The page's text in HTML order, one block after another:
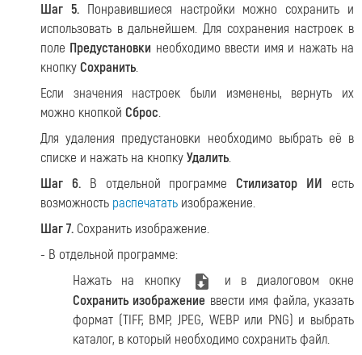
Шаг 5.Понравившиеся настройки можно сохранить и
использовать в дальнейшем. Для сохранения настроек в
поле Предустановки необходимо ввести имя и нажать на
кнопкуСохранить.
Если значения настроек были изменены, вернуть их
можно кнопкой Сброс.
Для удаления предустановки необходимо выбрать её в
списке и нажать на кнопкуУдалить.
Шаг 6.В отдельной программеСтилизатор ИИ есть
возможность распечатать изображение.
Шаг 7. Сохранить изображение.
- В отдельной программе:
Нажать на кнопку
и в диалоговом окне
Сохранить изображение ввести имя файла, указать
формат (TIFF, BMP, JPEG, WEBP или PNG) и выбрать
каталог, в который необходимо сохранить файл.